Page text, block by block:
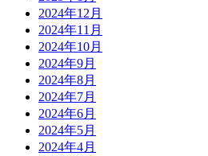
2024年12月
2024年11月
2024年10月
2024年9月
2024年8月
2024年7月
2024年6月
2024年5月
2024年4月